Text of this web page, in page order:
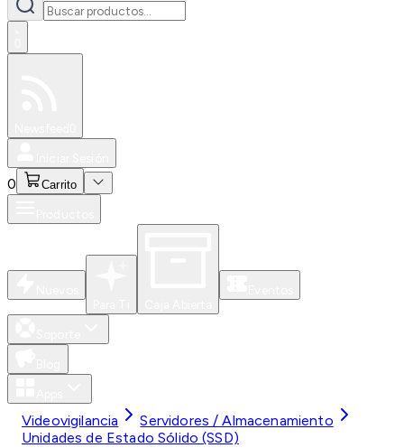
0 Carrito
Videovigilancia
Servidores / Almacenamiento
Unidades de Estado Sólido (SSD)